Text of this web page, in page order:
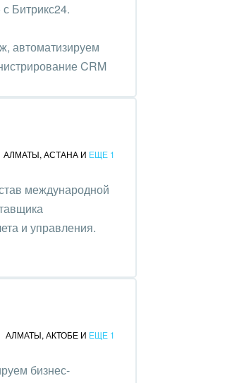
Битрикс24.
автоматизируем
CRM
АЛМАТЫ, АСТАНА И ЕЩЕ 1
международной
и управления.
АЛМАТЫ, АКТОБЕ И ЕЩЕ 1
бизнес-